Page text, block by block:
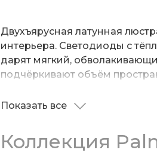
Двухъярусная латунная
интерьера. Светодиоды с
дарят мягкий,
подчёркивают объём
акцентом вашего дома —
Показать все
Коллекция